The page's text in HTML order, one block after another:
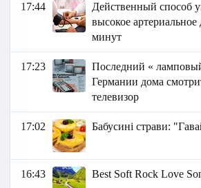
17:44
Действенный способ
высокое артериальное
минут
17:23
Последний «
Германии дома
телевизор
17:02 Бабусині страви:
16:43 Best Soft Rock Love